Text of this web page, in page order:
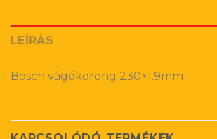
LEÍRÁS
Bosch vágókorong 230×1.9mm